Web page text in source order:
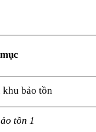
bảo tồn
tồn 1